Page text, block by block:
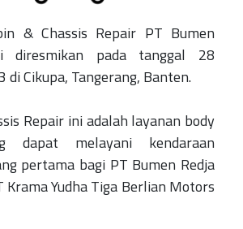
& Chassis Repair PT Bumen
diresmikan pada tanggal 28
di Cikupa, Tangerang, Banten.
Repair ini adalah layanan body
dapat melayani kendaraan
pertama bagi PT Bumen Redja
Krama Yudha Tiga Berlian Motors